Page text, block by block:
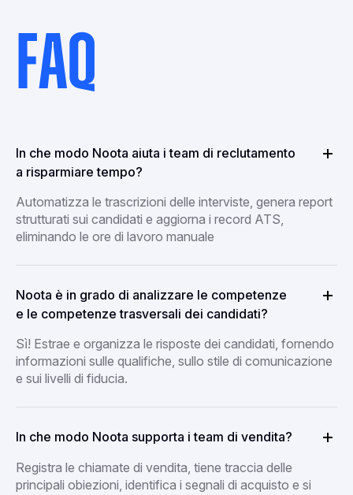
FAQ
In che modo Noota aiuta i team di reclutamento
a risparmiare tempo?
Automatizza le trascrizioni delle interviste, genera report
strutturati sui candidati e aggiorna i record ATS,
eliminando le ore di lavoro manuale
Noota è in grado di analizzare le competenze
e le competenze trasversali dei candidati?
Sì! Estrae e organizza le risposte dei candidati, fornendo
informazioni sulle qualifiche, sullo stile di comunicazione
e sui livelli di fiducia.
In che modo Noota supporta i team di vendita?
Registra le chiamate di vendita, tiene traccia delle
principali obiezioni, identifica i segnali di acquisto e si